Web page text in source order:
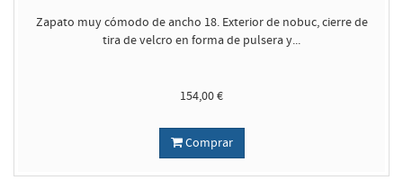
Zapato muy cómodo de ancho 18. Exterior de nobuc, cierre de
tira de velcro en forma de pulsera y...
154,00 €
Comprar